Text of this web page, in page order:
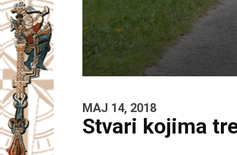
MAJ 14, 2018
Stvari kojima